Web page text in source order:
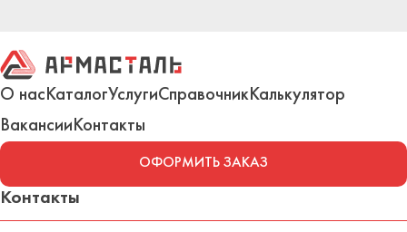
О насКаталогУслугиСправочникКалькулятор
ВакансииКонтакты
ОФОРМИТЬ ЗАКАЗ
Контакты